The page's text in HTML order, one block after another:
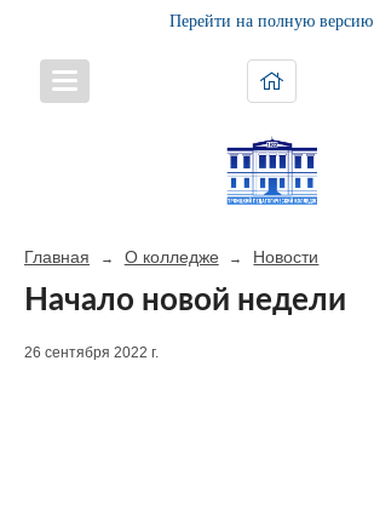
Перейти на полную версию
Главная → О колледже → Новости
Начало новой недели
26 сентября 2022 г.